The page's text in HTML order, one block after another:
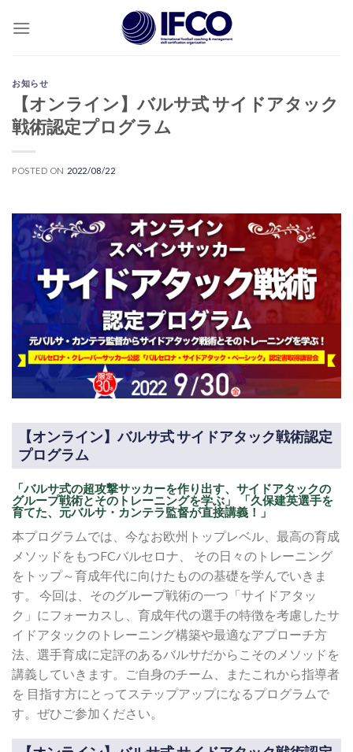
お知らせ
【オンライン】バルサ式 サイドアタック
戦術認定プログラム
POSTED ON 2022/08/22
【オンライン】バルサ式 サイドアタック戦術認定
プログラム
「バルサ式の超攻撃サッカーを作り出す、サイドアタックの
グループ戦術とそのトレーニングを学ぶ」 「久保建英選手を
育てた、元バルサ・カンテラ監督が直接講義！」
本プログラムでは、今なお欧州トップレベル、最高の育成
メソッドをもつFCバルセロナ、 その日々のトレーニング
をトップ～育成年代に向けたものの基礎を学んでいきま
す。 今回は、そのグループ戦術の一つ「サイドアタッ
ク」にフォーカスし、育成年代の選手の特徴を考慮したサ
イドアタックのトレーニング構築や最適なアプローチ方
法、選手育成に定評のあるバルサだからこそのメソッドを
講義していきます。ご自身のチーム、またこれから指導者
を 目指す方にとってステップアップになるプログラムで
す。ぜひご参加ください。